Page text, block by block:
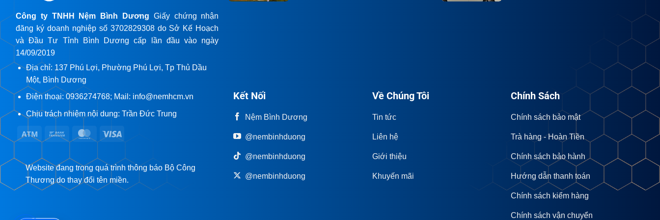
Công ty TNHH Nệm Bình Dương Giấy chứng nhận
đăng ký doanh nghiệp số 3702829308 do Sở Kế Hoạch
và Đầu Tư Tỉnh Bình Dương cấp lần đầu vào ngày
14/09/2019
Địa chỉ: 137 Phú Lợi, Phường Phú Lợi, Tp Thủ Dầu
Một, Bình Dương
Điện thoại: 0936274768; Mail: info@nemhcm.vn
Chịu trách nhiệm nội dung: Trần Đức Trung
Atm
Bank
MasterCard
Website đang trong quá trình thông báo Bộ Công
Thương do thay đổi tên miền.
Kết Nối
Nệm Bình Dương
@nembinhduong
@nembinhduong
@nembinhduong
Về Chúng Tôi
Tin tức
Liên hệ
Giới thiệu
Khuyến mãi
Chính Sách
Chính sách bảo mật
Trà hàng - Hoàn Tiền
Chính sách bảo hành
Hướng dẫn thanh toán
Chính sách kiểm hàng
Chính sách vận chuyển